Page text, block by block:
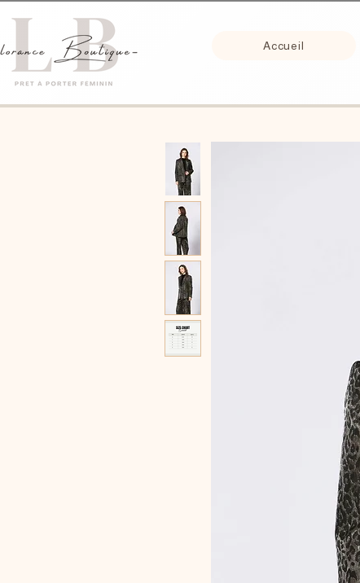
Accueil